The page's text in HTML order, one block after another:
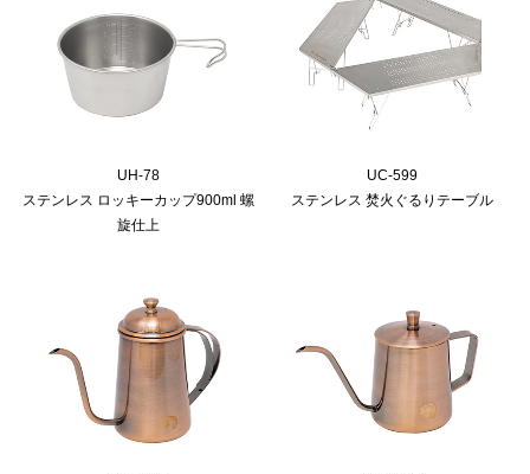
UH-78
ステンレス ロッキーカップ900ml 螺
旋仕上
UC-599
ステンレス 焚火ぐるりテーブル